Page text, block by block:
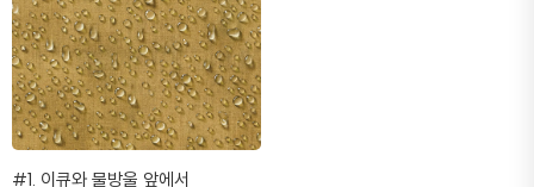
#1. 이큐와 물방울 앞에서